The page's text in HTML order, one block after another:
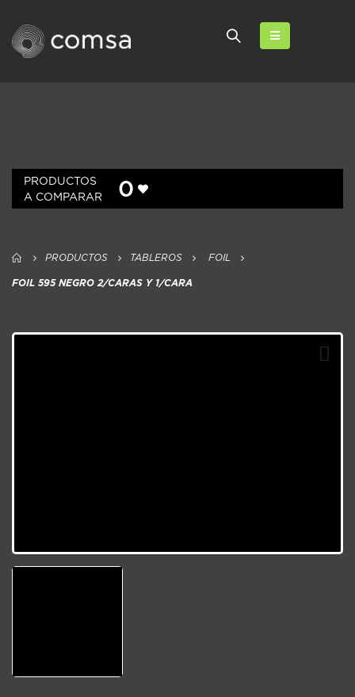
PRODUCTOS
A COMPARAR
0
PRODUCTOS TABLEROS FOIL
FOIL 595 NEGRO 2/CARAS Y 1/CARA